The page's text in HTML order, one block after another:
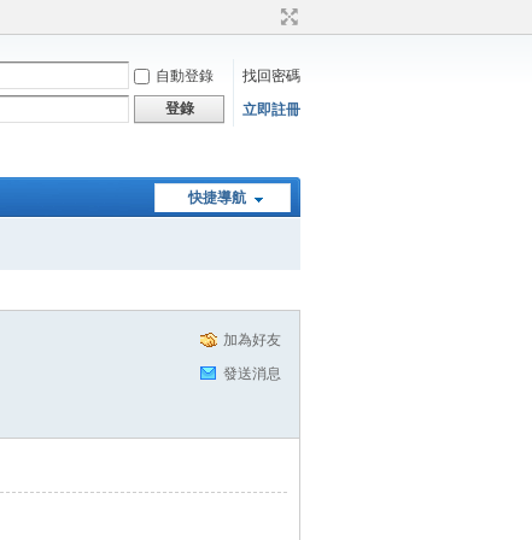
自動登錄
找回密碼
登錄 立即註冊
快捷導航
加為好友
發送消息